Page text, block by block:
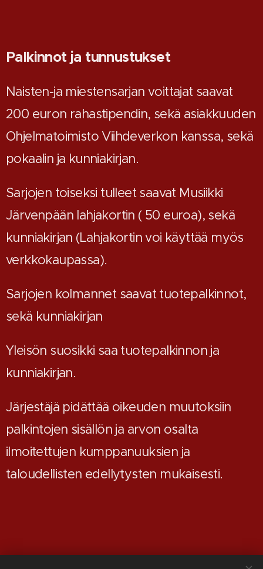
Palkinnot ja tunnustukset
Naisten-ja miestensarjan voittajat saavat
200 euron rahastipendin, sekä asiakkuuden
Ohjelmatoimisto Viihdeverkon kanssa, sekä
pokaalin ja kunniakirjan.
Sarjojen toiseksi tulleet saavat Musiikki
Järvenpään lahjakortin ( 50 euroa), sekä
kunniakirjan (Lahjakortin voi käyttää myös
verkkokaupassa).
Sarjojen kolmannet saavat tuotepalkinnot,
sekä kunniakirjan
Yleisön suosikki saa tuotepalkinnon ja
kunniakirjan.
​Järjestäjä pidättää oikeuden muutoksiin
palkintojen sisällön ja arvon osalta
ilmoitettujen kumppanuuksien ja
taloudellisten edellytysten mukaisesti.